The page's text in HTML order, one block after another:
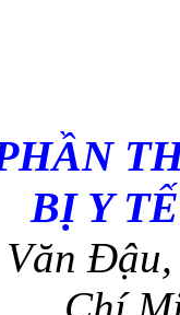
BỊ Y
Văn